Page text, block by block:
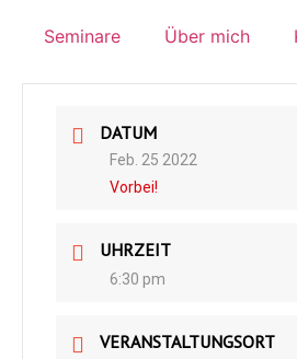
Seminare Über mich
DATUM
Feb. 25 2022
Vorbei!
UHRZEIT
6:30 pm
VERANSTALTUNGSORT